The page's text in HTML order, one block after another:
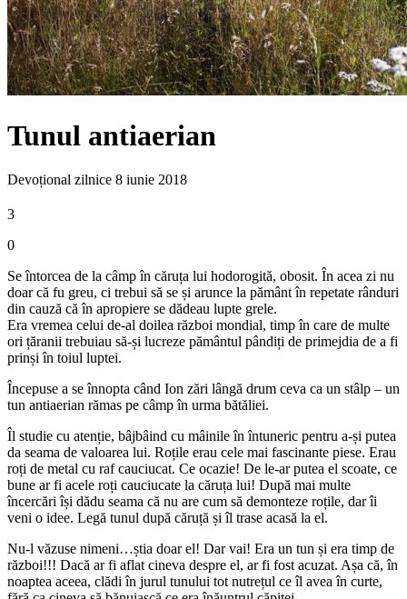
Tunul antiaerian
Devoțional zilnice 8 iunie 2018
3
0
Se întorcea de la câmp în căruța lui hodorogită, obosit. În acea zi nu
doar că fu greu, ci trebui să se și arunce la pământ în repetate rânduri
din cauză că în apropiere se dădeau lupte grele.
Era vremea celui de-al doilea război mondial, timp în care de multe
ori țăranii trebuiau să-și lucreze pământul pândiți de primejdia de a fi
prinși în toiul luptei.
Începuse a se înnopta când Ion zări lângă drum ceva ca un stâlp – un
tun antiaerian rămas pe câmp în urma bătăliei.
Îl studie cu atenție, bâjbâind cu mâinile în întuneric pentru a-și putea
da seama de valoarea lui. Roțile erau cele mai fascinante piese. Erau
roți de metal cu raf cauciucat. Ce ocazie! De le-ar putea el scoate, ce
bune ar fi acele roți cauciucate la căruța lui! După mai multe
încercări își dădu seama că nu are cum să demonteze roțile, dar îi
veni o idee. Legă tunul după căruță și îl trase acasă la el.
Nu-l văzuse nimeni…știa doar el! Dar vai! Era un tun și era timp de
război!!! Dacă ar fi aflat cineva despre el, ar fi fost acuzat. Așa că, în
noaptea aceea, clădi în jurul tunului tot nutrețul ce îl avea în curte,